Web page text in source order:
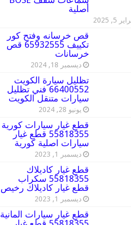
أصلية
5, 2025
قص خرسانه وفتح كور
تكييف 65932555 قص
خرسانات
ديسمبر 18, 2024
تظليل سيارة الكويت
66400552 فني تظليل
سيارات متنقل الكويت
يونيو 28, 2024
قطع غيار سيارات كورية
55818355 قطع غيار
سيارات اصلية كورية
ديسمبر 1, 2023
قطع غيار كاديلاك
55818355 سكراب
قطع غيار كاديلاك رخيص
ديسمبر 1, 2023
قطع غيار سيارات المانية